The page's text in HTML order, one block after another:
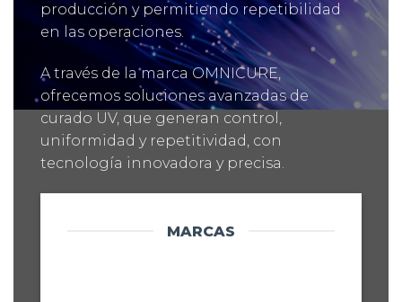
producción y permitiendo repetibilidad
en las operaciones.
A través de la marca OMNICURE,
ofrecemos soluciones avanzadas de
curado UV, que generan control,
uniformidad y repetitividad, con
tecnología innovadora y precisa.
MARCAS